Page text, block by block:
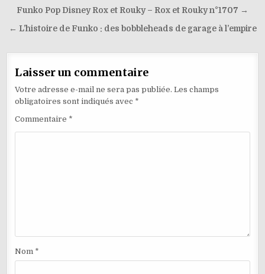
Navigation
de
Funko Pop Disney Rox et Rouky – Rox et Rouky n°1707 →
← L’histoire de Funko : des bobbleheads de garage à l’empire
Laisser un commentaire
Votre adresse e-mail ne sera pas publiée. Les champs
obligatoires sont indiqués avec *
Commentaire *
Nom *